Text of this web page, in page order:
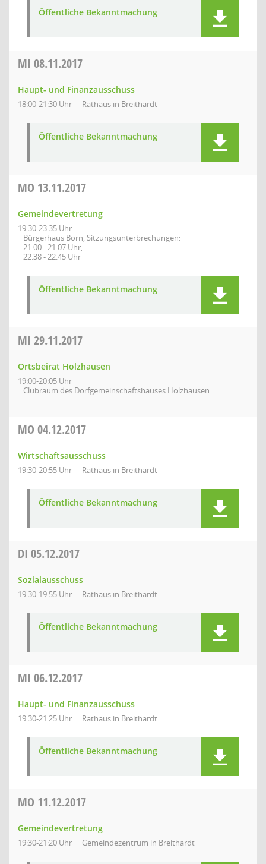
Öffentliche Bekanntmachung
MI 08.11.2017
Haupt- und Finanzausschuss
18:00-21:30 Uhr Rathaus in Breithardt
Öffentliche Bekanntmachung
MO 13.11.2017
Gemeindevertretung
19:30-23:35 Uhr
Bürgerhaus Born, Sitzungsunterbrechungen:
21.00 - 21.07 Uhr,
22.38 - 22.45 Uhr
Öffentliche Bekanntmachung
MI 29.11.2017
Ortsbeirat Holzhausen
19:00-20:05 Uhr
Clubraum des Dorfgemeinschaftshauses Holzhausen
MO 04.12.2017
Wirtschaftsausschuss
19:30-20:55 Uhr Rathaus in Breithardt
Öffentliche Bekanntmachung
DI 05.12.2017
Sozialausschuss
19:30-19:55 Uhr Rathaus in Breithardt
Öffentliche Bekanntmachung
MI 06.12.2017
Haupt- und Finanzausschuss
19:30-21:25 Uhr Rathaus in Breithardt
Öffentliche Bekanntmachung
MO 11.12.2017
Gemeindevertretung
19:30-21:20 Uhr Gemeindezentrum in Breithardt